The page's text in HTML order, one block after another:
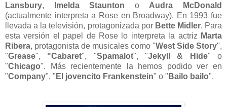
Lansbury, Imelda Staunton o Audra McDonald
(actualmente interpreta a Rose en Broadway). En 1993 fue
llevada a la televisión, protagonizada por Bette Midler. Para
esta versión el papel de Rose lo interpreta la actriz Marta
Ribera, protagonista de musicales como "West Side Story",
"Grease", "Cabaret", "Spamalot", "Jekyll & Hide" o
"Chicago". Más recientemente la hemos podido ver en
"Company", " El jovencito Frankenstein" o " Bailo bailo".